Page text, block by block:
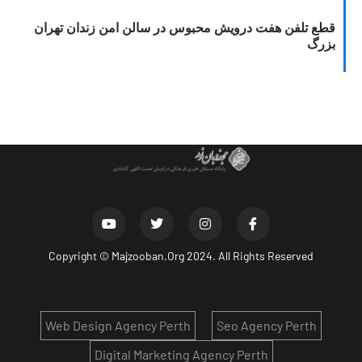
قطع تلفن هفت درویش محبوس در سالن امن زندان تهران
بزرگ
Copyright © Majzooban.Org2024. All Rights Reserved
Seo Agency Perth
Web Design Agency Perth
Digital Marketing Agency Perth